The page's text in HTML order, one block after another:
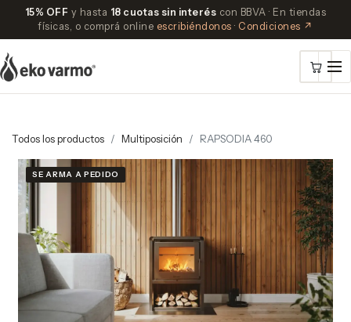
15% OFF y hasta 18 cuotas sin interés con BBVA · En tiendas
físicas, o comprá online escribiéndonos · Condiciones ↗
Todos los productos Multiposición RAPSODIA 460
SE ARMA A PEDIDO